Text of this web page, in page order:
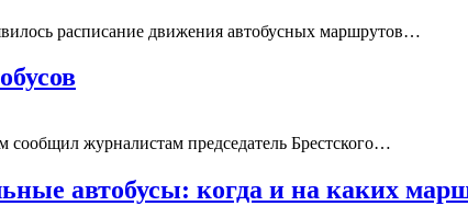
расписание движения автобусных маршрутов…
сообщил журналистам председатель Брестского…
автобусы: когда и на каких